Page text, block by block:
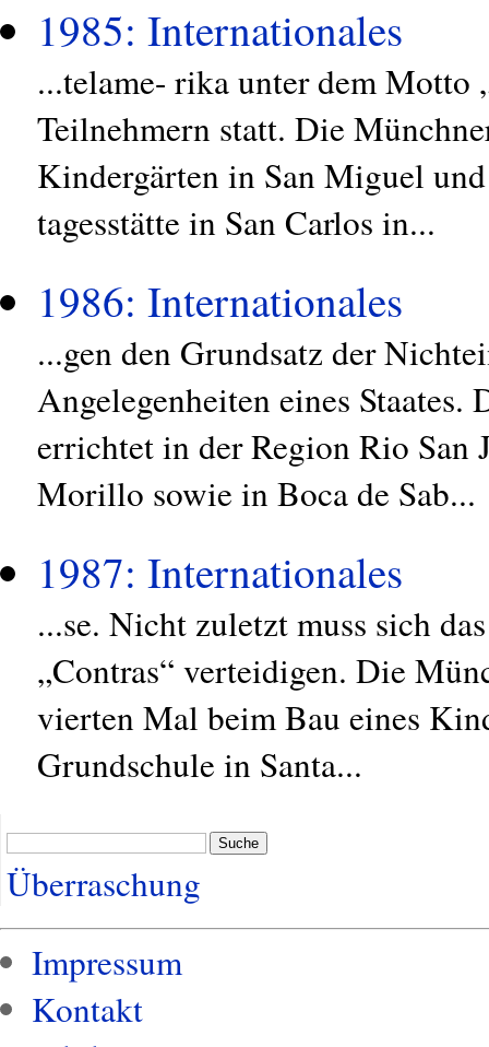
1985: Internationales
...telame- rika unter dem Motto
Teilnehmern statt. Die
Kindergärten in San Miguel
tagesstätte in San Carlos in...
1986: Internationales
...gen den Grundsatz der
Angelegenheiten eines
errichtet in der Region Rio San
Morillo sowie in Boca de Sab...
1987: Internationales
...se. Nicht zuletzt muss sich
„Contras“ verteidigen. Die
vierten Mal beim Bau eines
Grundschule in Santa...
Suche
Überraschung
Impressum
Kontakt